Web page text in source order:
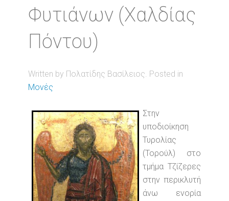
Φυτιάνων (Χαλδίας
Πόντου)
Written by Πολατίδης Βασίλειος. Posted in
Μονές
Στην
υποδιοίκηση
Τυρολίας
(Τορούλ) στο
τμήμα Τζίζερες
στην περικλυτή
άνω ενορία